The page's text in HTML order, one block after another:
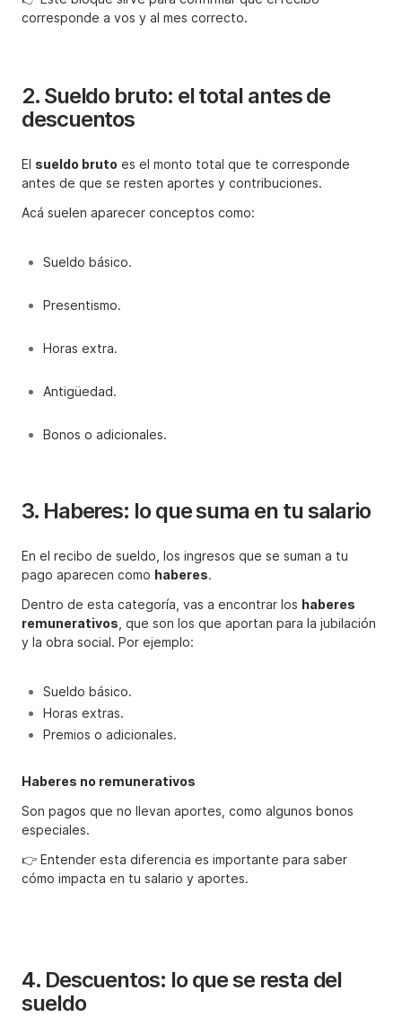
corresponde a vos y al mes correcto.
2. Sueldo bruto: el total antes de
descuentos
El sueldo bruto es el monto total que te corresponde
antes de que se resten aportes y contribuciones.
Acá suelen aparecer conceptos como:
Sueldo básico.
Presentismo.
Horas extra.
Antigüedad.
Bonos o adicionales.
3. Haberes: lo que suma en tu salario
En el recibo de sueldo, los ingresos que se suman a tu
pago aparecen como haberes.
Dentro de esta categoría, vas a encontrar los haberes
remunerativos , que son los que aportan para la jubilación
y la obra social. Por ejemplo:
Sueldo básico.
Horas extras.
Premios o adicionales.
Haberes no remunerativos
Son pagos que no llevan aportes, como algunos bonos
especiales.
👉 Entender esta diferencia es importante para saber
cómo impacta en tu salario y aportes.
4. Descuentos: lo que se resta del
sueldo